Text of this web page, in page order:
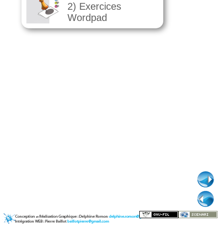
2) Exercices
Wordpad